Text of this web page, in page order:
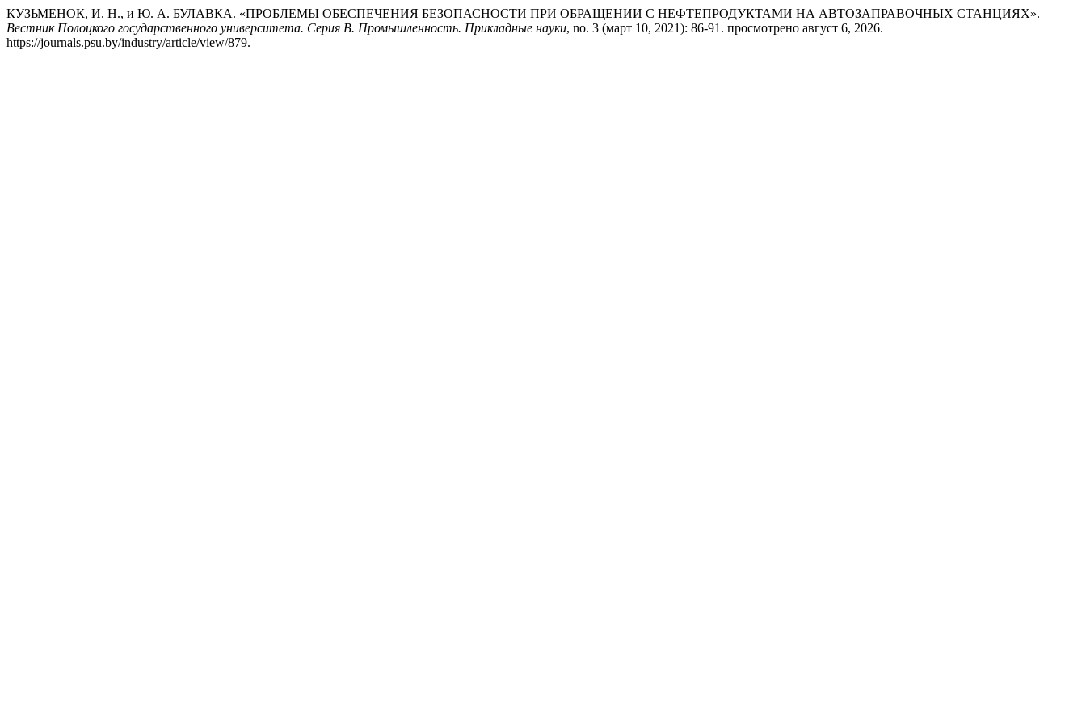
КУЗЬМЕНОК, И. Н., и Ю. А. БУЛАВКА. «ПРОБЛЕМЫ ОБЕСПЕЧЕНИЯ БЕЗОПАСНОСТИ ПРИ ОБРАЩЕНИИ С НЕФТЕПРОДУКТАМИ НА АВТОЗАПРАВОЧНЫХ СТАНЦИЯХ».
Вестник Полоцкого государственного университета. Серия B. Промышленность. Прикладные науки, no. 3 (март 10, 2021): 86-91. просмотрено август 6, 2026.
https://journals.psu.by/industry/article/view/879.